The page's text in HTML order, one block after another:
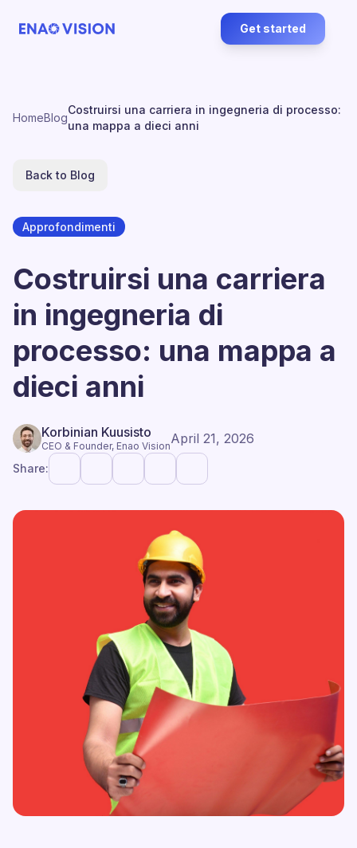
Get started
HomeBlog
Costruirsi una carriera in ingegneria di processo:
una mappa a dieci anni
Back to Blog
Approfondimenti
Costruirsi una carriera
in ingegneria di
processo: una mappa a
dieci anni
Korbinian Kuusisto
CEO & Founder, Enao VisionApril 21, 2026
Share: